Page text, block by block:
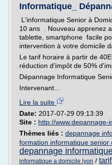
Informatique_
L'informatique Senior à
10 ans . Nouveau apprenez
tablette, smartphone facile
intervention à votre domicile
Le tarif horaire à partir de
réduction d'impôt de 50%
Dépannage Informatique
Intervenant...
Lire la suite
Date: 2017-07-29 09:13:39
Site : http://www.depannage-
Thèmes liés : depannage
formation informatique senior
depannage
informatique a domicile lyon /